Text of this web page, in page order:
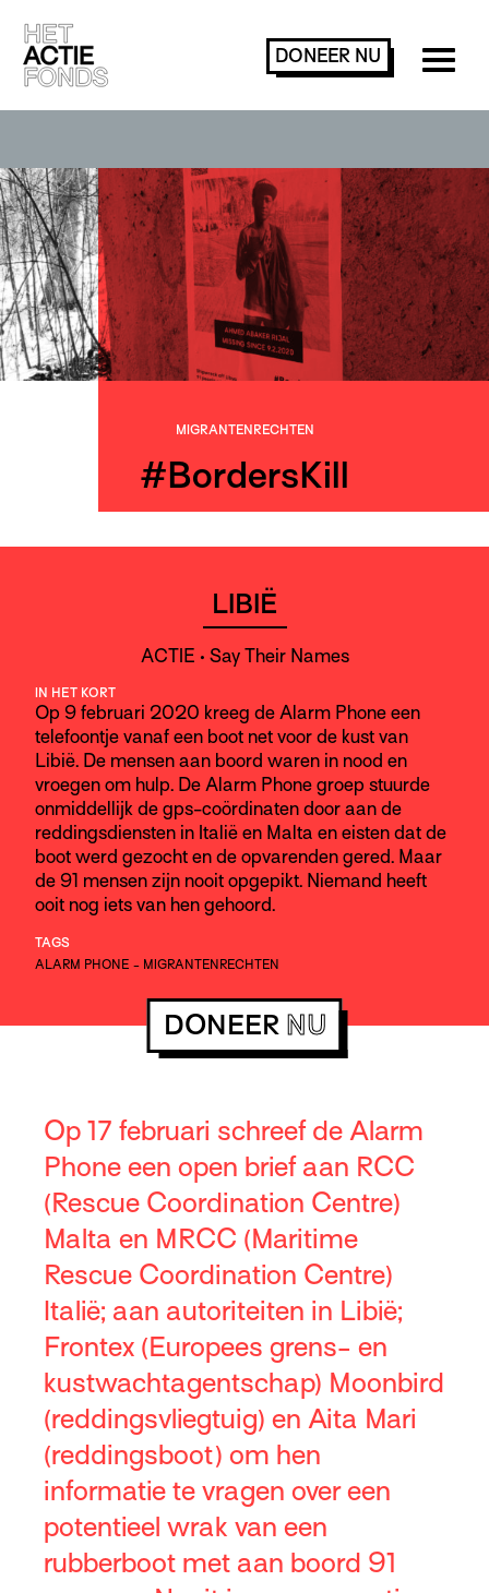
DONEER NU
MIGRANTEN­RECHTEN
#BordersKill
LIBIË
ACTIE • Say Their Names
IN HET KORT
Op 9 februari 2020 kreeg de Alarm Phone een
telefoontje vanaf een boot net voor de kust van
Libië. De mensen aan boord waren in nood en
vroegen om hulp. De Alarm Phone groep stuurde
onmiddellijk de gps-coördinaten door aan de
reddingsdiensten in Italië en Malta en eisten dat de
boot werd gezocht en de opvarenden gered. Maar
de 91 mensen zijn nooit opgepikt. Niemand heeft
ooit nog iets van hen gehoord.
TAGS
ALARM PHONE - MIGRANTENRECHTEN
DONEER NU
Op 17 februari schreef de Alarm
Phone een open brief aan RCC
(Rescue Coordination Centre)
Malta en MRCC (Maritime
Rescue Coordination Centre)
Italië; aan autoriteiten in Libië;
Frontex (Europees grens- en
kustwachtagentschap) Moonbird
(reddingsvliegtuig) en Aita Mari
(reddingsboot) om hen
informatie te vragen over een
potentieel wrak van een
rubberboot met aan boord 91